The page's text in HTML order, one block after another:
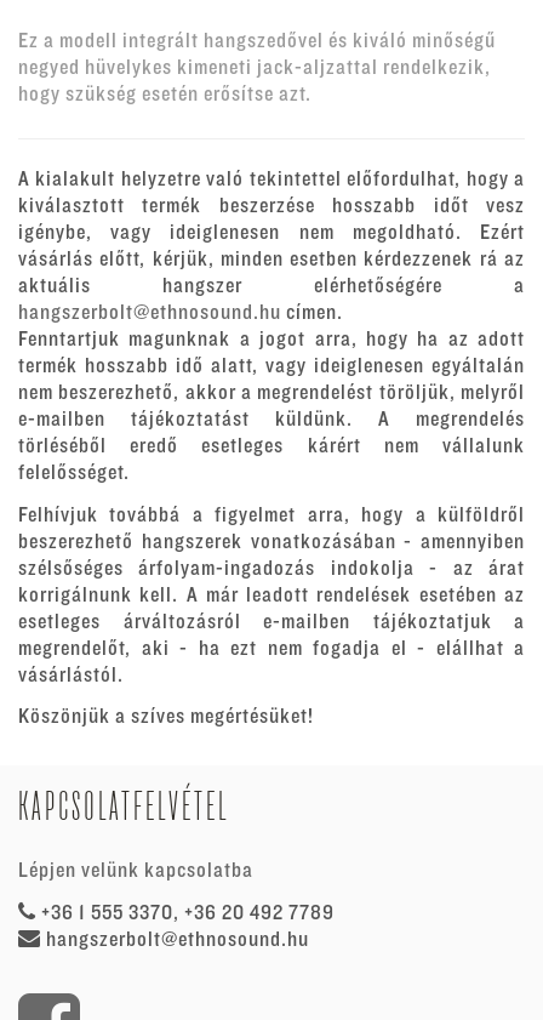
Ez a modell integrált hangszedővel és kiváló minőségű
negyed hüvelykes kimeneti jack-aljzattal rendelkezik,
hogy szükség esetén erősítse azt.
A kialakult helyzetre való tekintettel előfordulhat, hogy a
kiválasztott termék beszerzése hosszabb időt vesz
igénybe, vagy ideiglenesen nem megoldható. Ezért
vásárlás előtt, kérjük, minden esetben kérdezzenek rá az
aktuális hangszer elérhetőségére a
hangszerbolt@ethnosound.hu címen.
Fenntartjuk magunknak a jogot arra, hogy ha az adott
termék hosszabb idő alatt, vagy ideiglenesen egyáltalán
nem beszerezhető, akkor a megrendelést töröljük, melyről
e-mailben tájékoztatást küldünk. A megrendelés
törléséből eredő esetleges kárért nem vállalunk
felelősséget.
Felhívjuk továbbá a figyelmet arra, hogy a külföldről
beszerezhető hangszerek vonatkozásában - amennyiben
szélsőséges árfolyam-ingadozás indokolja - az árat
korrigálnunk kell. A már leadott rendelések esetében az
esetleges árváltozásról e-mailben tájékoztatjuk a
megrendelőt, aki - ha ezt nem fogadja el - elállhat a
vásárlástól.
Köszönjük a szíves megértésüket!
KAPCSOLATFELVÉTEL
Lépjen velünk kapcsolatba
+36 1 555 3370, +36 20 492 7789
hangszerbolt@ethnosound.hu